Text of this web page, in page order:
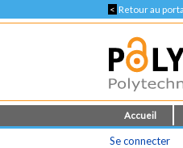
< Retour au
Accueil
Se connecter